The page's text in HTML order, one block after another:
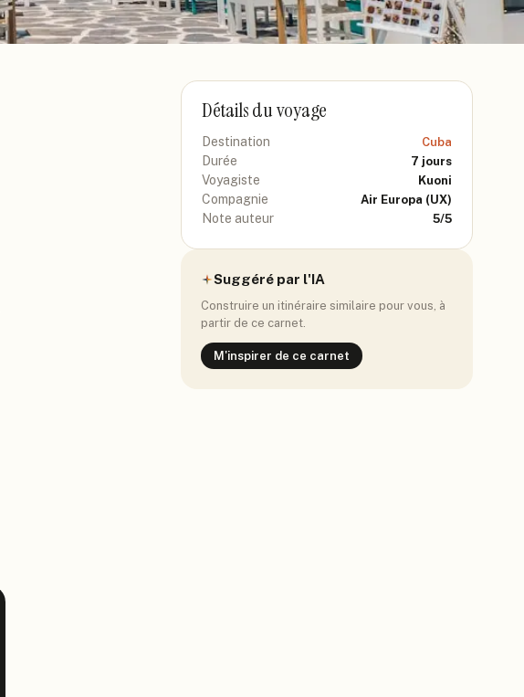
Détails du voyage
Destination Cuba
Durée 7 jours
Voyagiste Kuoni
Compagnie Air Europa (UX)
Note auteur 5/5
Suggéré par l'IA
Construire un itinéraire similaire pour vous, à
partir de ce carnet.
M'inspirer de ce carnet